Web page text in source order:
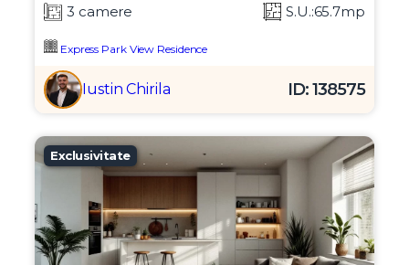
3 camere S.U.:65.7mp
Express Park View Residence
Iustin Chirila ID: 138575
Exclusivitate